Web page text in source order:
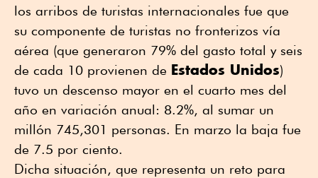
los arribos de turistas internacionales fue que
su componente de turistas no fronterizos vía
aérea (que generaron 79% del gasto total y seis
de cada 10 provienen de Estados Unidos)
tuvo un descenso mayor en el cuarto mes del
año en variación anual: 8.2%, al sumar un
millón 745,301 personas. En marzo la baja fue
de 7.5 por ciento.
Dicha situación, que representa un reto para